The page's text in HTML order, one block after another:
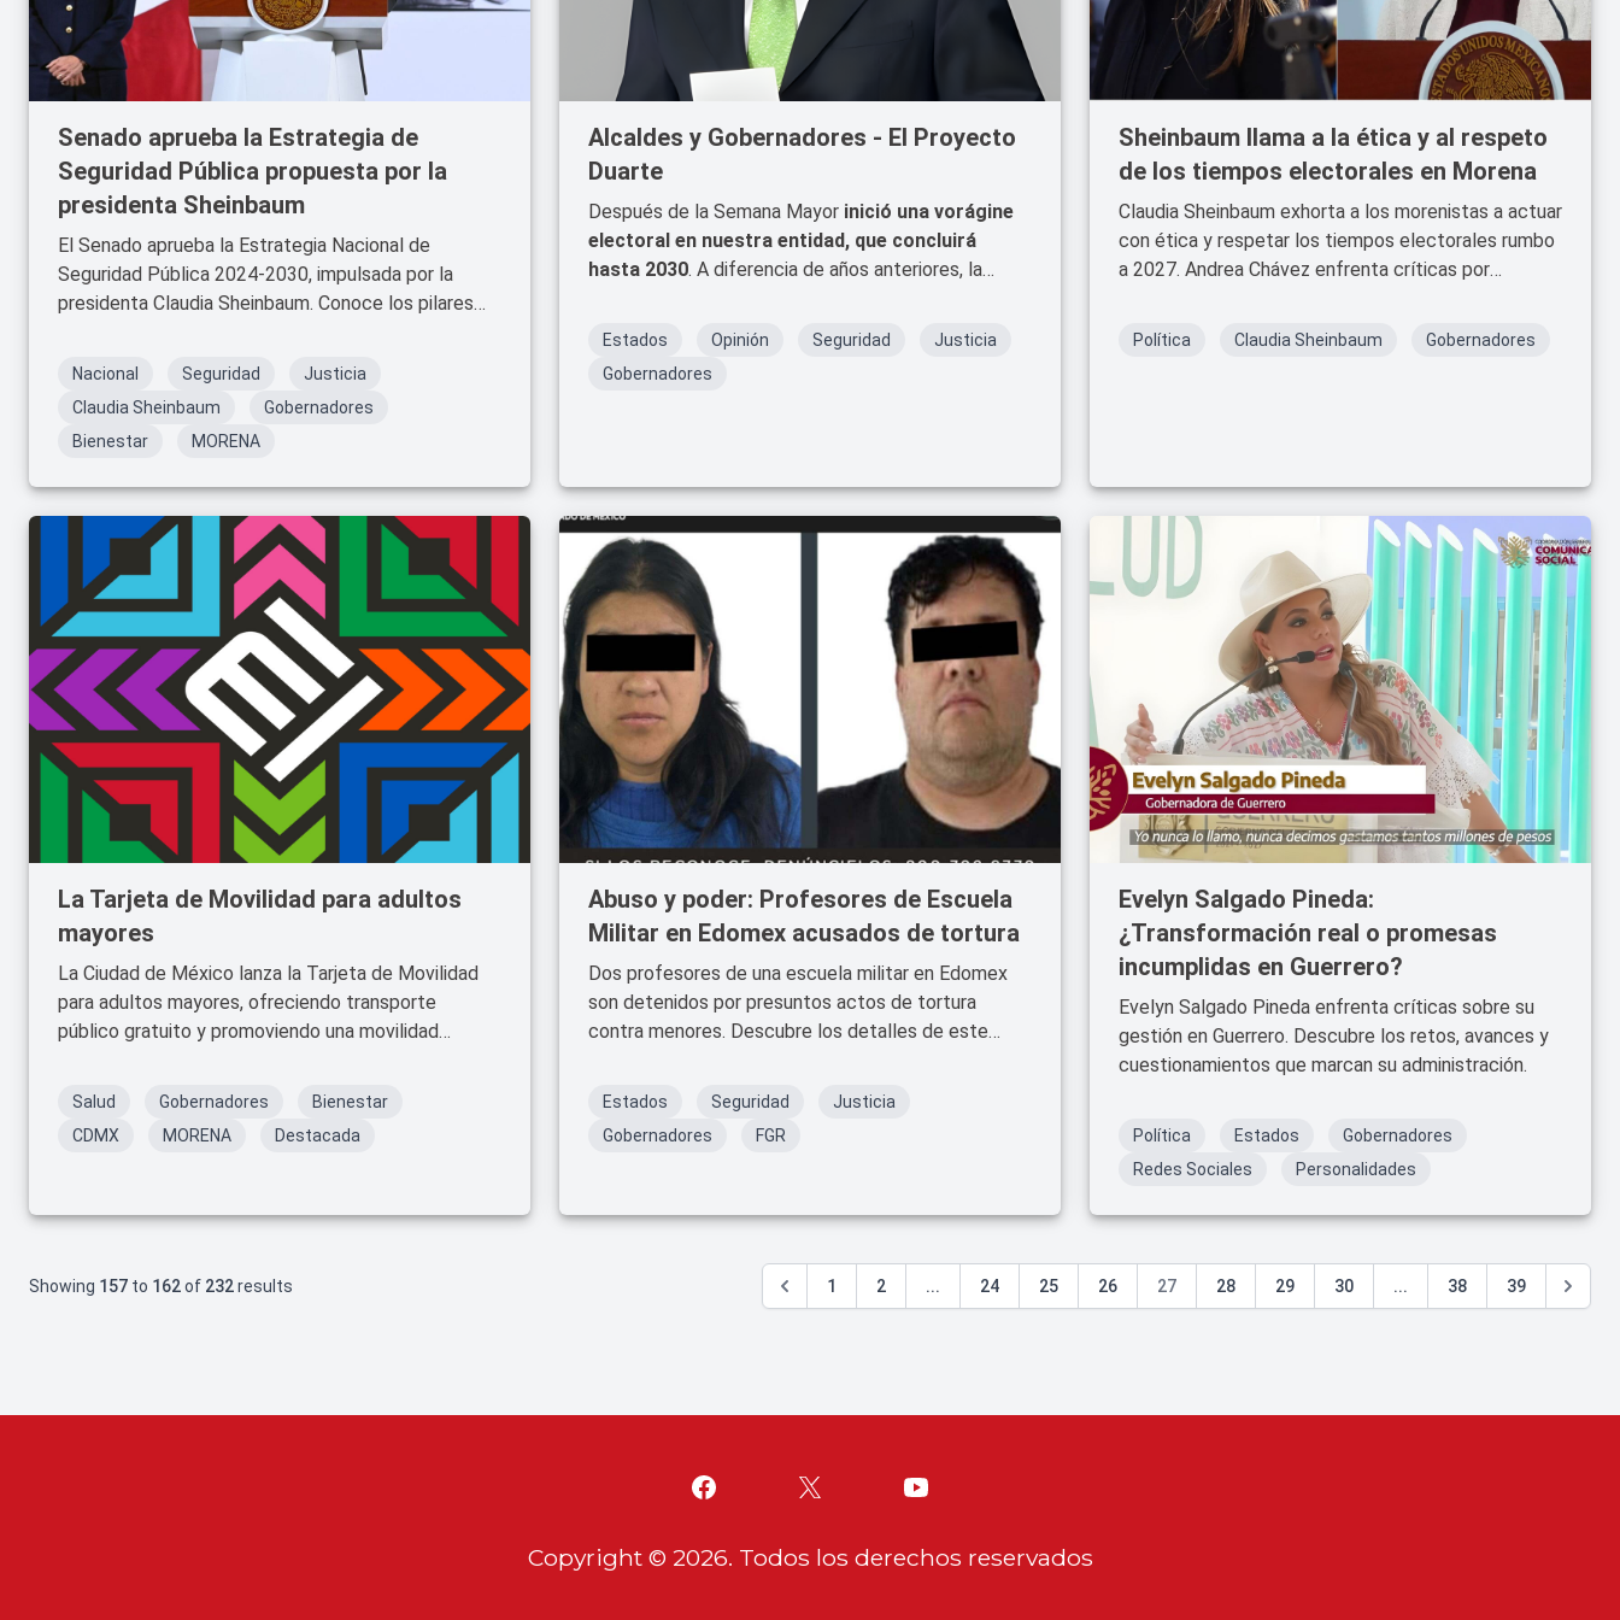
Senado aprueba la Estrategia de
Seguridad Pública propuesta por la
presidenta Sheinbaum
El Senado aprueba la Estrategia Nacional de
Seguridad Pública 2024-2030, impulsada por la
presidenta Claudia Sheinbaum. Conoce los pilares
Nacional Seguridad
Justicia
Claudia Sheinbaum
Gobernadores
Bienestar
MORENA
Alcaldes y Gobernadores - El Proyecto
Duarte
Después de la Semana Mayor inició una vorágine
electoral en nuestra entidad, que concluirá
hasta 2030. A diferencia de años anteriores, la
Ecologista y Partido del Trabajo.
Estados Opinión Seguridad
Justicia
Gobernadores
Sheinbaum llama a la ética y al respeto
de los tiempos electorales en Morena
Claudia Sheinbaum exhorta a los morenistas a actuar
con ética y respetar los tiempos electorales rumbo
a 2027. Andrea Chávez enfrenta críticas por
alista reglas claras para garantizar un proceso justo.
Política Claudia Sheinbaum Gobernadores
La Tarjeta de Movilidad para adultos
mayores
La Ciudad de México lanza la Tarjeta de Movilidad
para adultos mayores, ofreciendo transporte
público gratuito y promoviendo una movilidad
Salud Gobernadores
Bienestar
CDMX
MORENA Destacada
Abuso y poder: Profesores de Escuela
Militar en Edomex acusados de tortura
Dos profesores de una escuela militar en Edomex
son detenidos por presuntos actos de tortura
contra menores. Descubre los detalles de este
Estados Seguridad
Justicia
Gobernadores
FGR
Evelyn Salgado Pineda:
¿Transformación real o promesas
incumplidas en Guerrero?
Evelyn Salgado Pineda enfrenta críticas sobre su
gestión en Guerrero. Descubre los retos, avances y
cuestionamientos que marcan su administración.
Política Estados
Gobernadores
Redes Sociales
Personalidades
Showing 157 to 162of 232results 1 2 ... 24 25 26 27 28 29 30 ... 38 39
Copyright © 2026. Todos los derechos reservados